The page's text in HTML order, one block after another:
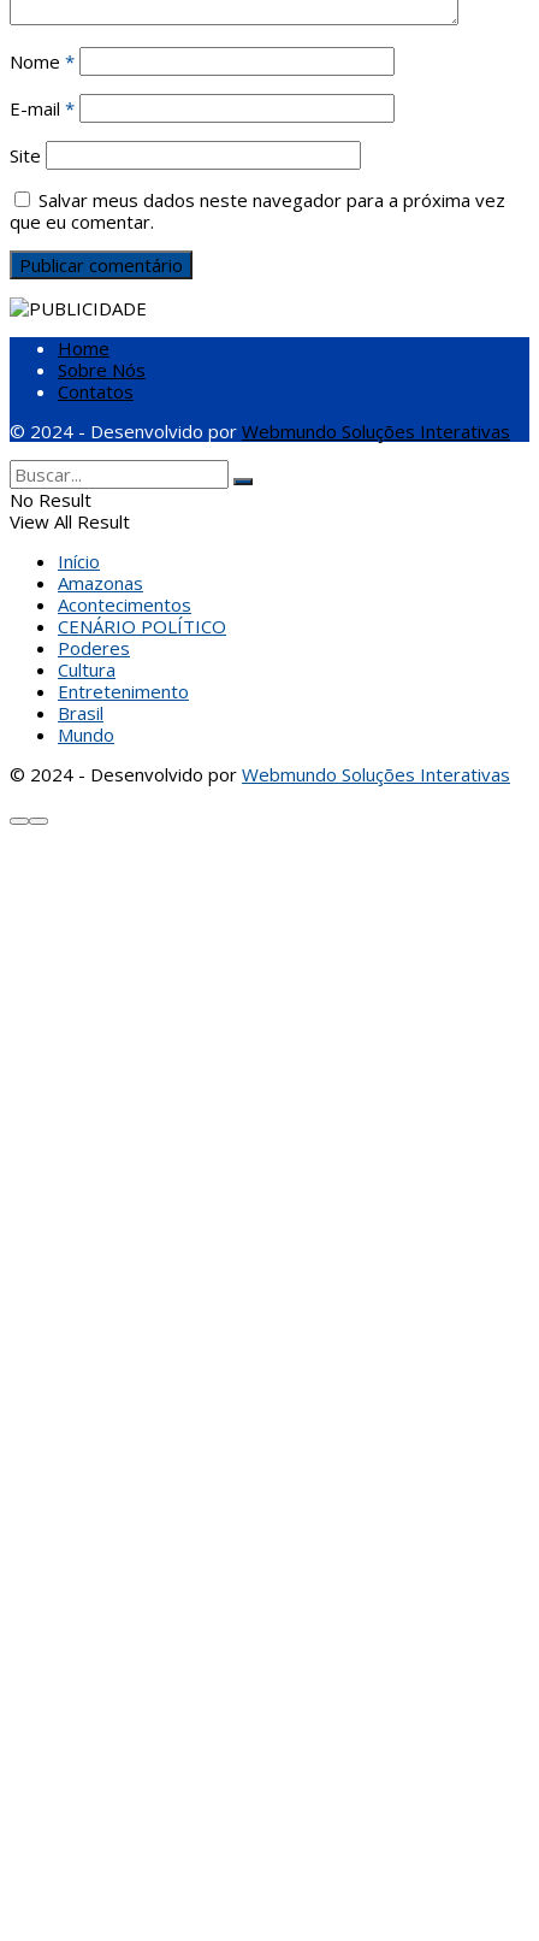
Nome *
E-mail *
Site
Salvar meus dados neste navegador para a próxima vez
que eu comentar.
Home
Sobre Nós
Contatos
© 2024 - Desenvolvido por Webmundo Soluções Interativas
No Result
View All Result
Início
Amazonas
Acontecimentos
CENÁRIO POLÍTICO
Poderes
Cultura
Entretenimento
Brasil
Mundo
© 2024 - Desenvolvido por Webmundo Soluções Interativas